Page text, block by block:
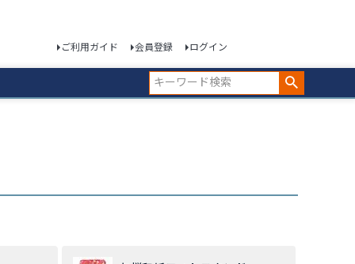
ご利用ガイド 会員登録 ログイン